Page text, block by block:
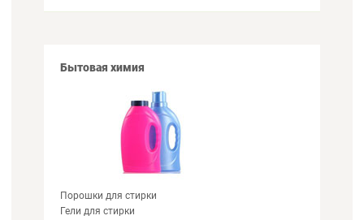
Бытовая химия
Порошки для стирки
Гели для стирки